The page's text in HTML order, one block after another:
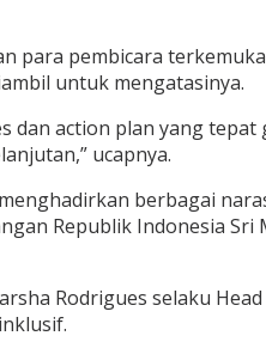
para pembicara
untuk mengatasinya.
action plan yang
ucapnya.
berbagai
Republik Indonesia
Rodrigues selaku